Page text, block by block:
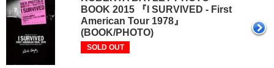
BOOK 2015 『I SURVIVED - First
American Tour 1978』
(BOOK/PHOTO)
SOLD OUT